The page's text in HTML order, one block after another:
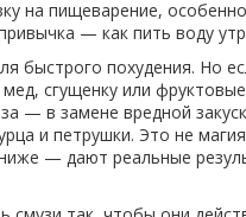
на пищеварение,
— как пить воду
быстрого похудения. Но
сгущенку или
— в замене вредной
и петрушки. Это не
— дают реальные